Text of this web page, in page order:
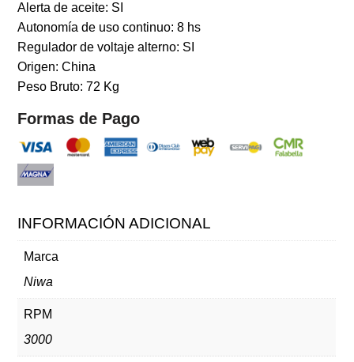
Alerta de aceite: SI
Autonomía de uso continuo: 8 hs
Regulador de voltaje alterno: SI
Origen: China
Peso Bruto: 72 Kg
Formas de Pago
INFORMACIÓN ADICIONAL
Marca
Niwa
RPM
3000